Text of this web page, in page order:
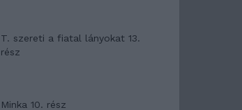
T. szereti a fiatal lányokat 13.
rész
Minka 10. rész